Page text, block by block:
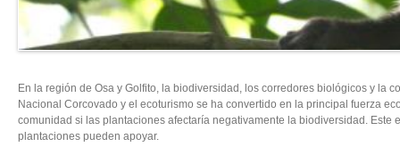
En la región de Osa y Golfito, la biodiversidad, los corredores biológicos y la
Nacional Corcovado y el ecoturismo se ha convertido en la principal fuerza
comunidad si las plantaciones afectaría negativamente la biodiversidad.
plantaciones pueden apoyar.